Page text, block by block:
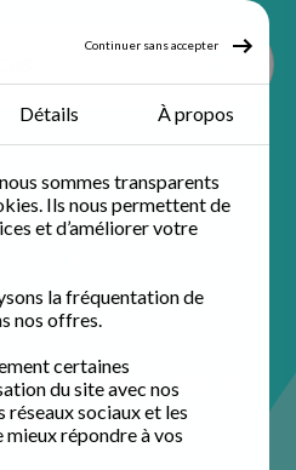
Continuer sans accepter
Détails À propos
sommes transparents
Ils nous permettent de
et d’améliorer votre
la fréquentation de
nos offres.
certaines
du site avec nos
réseaux sociaux et les
mieux répondre à vos
Pau
domicile à